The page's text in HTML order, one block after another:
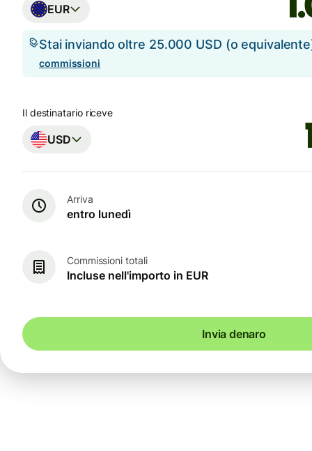
EUR
Stai inviando oltre 25.000 USD (o
commissioni
Il destinatario riceve
USD
Arriva
entro lunedì
Commissioni totali
Incluse nell'importo in EUR
Invia denaro